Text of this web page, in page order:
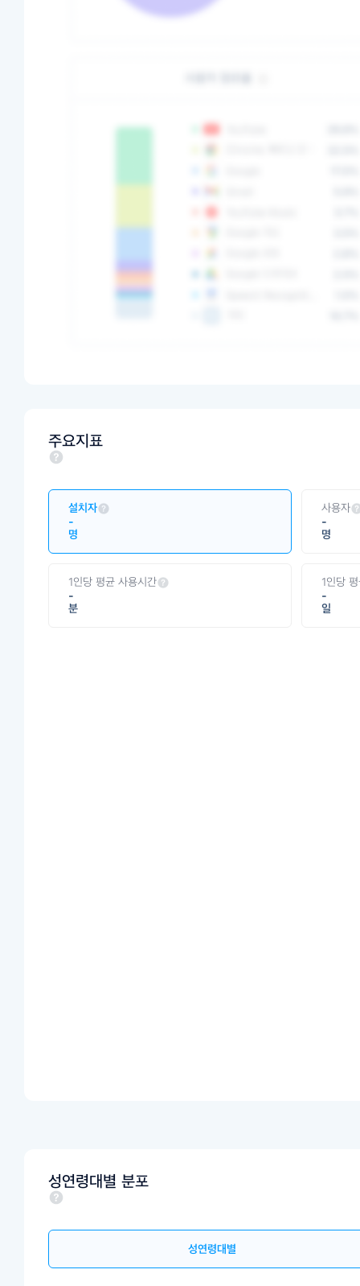
주요지표
설치자
-
명
사용자
-
명
1인당 평균 사용시간
-
분
1인당
-
일
성연령대별 분포
성연령대별